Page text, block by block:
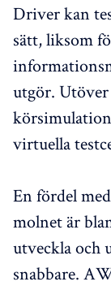
Driver kan
sätt, liksom
utgör.
virtuella
En fördel
molnet är
utveckla och
snabbare.